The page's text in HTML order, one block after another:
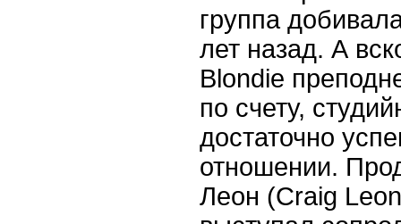
группа
лет назад. А
Blondie
по счету,
достаточно
отношении.
Леон (Craig